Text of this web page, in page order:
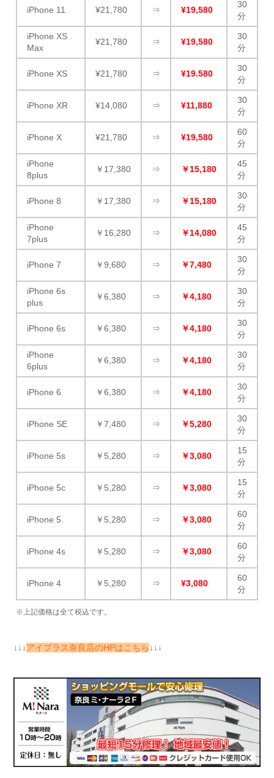
iPhone 11 ¥21,780 ⇒ ¥19,580
30
分
iPhone XS
Max
¥21,780 ⇒ ¥19,580
30
分
iPhone XS ¥21,780 ⇒ ¥19.580
30
分
iPhone XR ¥14,080 ⇒ ¥11,880
30
分
iPhone X ¥21,780 ⇒ ¥19,580
60
分
iPhone
8plus
￥17,380 ⇒ ￥15,180
45
分
iPhone 8 ￥17,380 ⇒ ￥15,180
30
分
iPhone
7plus
￥16,280 ⇒ ￥14,080
45
分
iPhone 7 ￥9,680 ⇒ ￥7,480
30
分
iPhone 6s
plus
￥6,380 ⇒ ￥4,180
30
分
iPhone 6s ￥6,380 ⇒ ￥4,180
30
分
iPhone
6plus
￥6,380 ⇒ ￥4,180
30
分
iPhone 6 ￥6,380 ⇒ ￥4,180
30
分
iPhone SE ￥7,480 ⇒ ￥5,280
30
分
iPhone 5s ￥5,280 ⇒ ￥3,080
15
分
iPhone 5c ￥5,280 ⇒ ￥3,080
15
分
iPhone 5 ￥5,280 ⇒ ￥3,080
60
分
iPhone 4s ￥5,280 ⇒ ￥3,080
60
分
iPhone 4 ￥5,280 ⇒ ¥3,080
60
分
※上記価格は全て税込です。
↓↓↓アイプラス奈良店のHPはこちら ↓↓↓